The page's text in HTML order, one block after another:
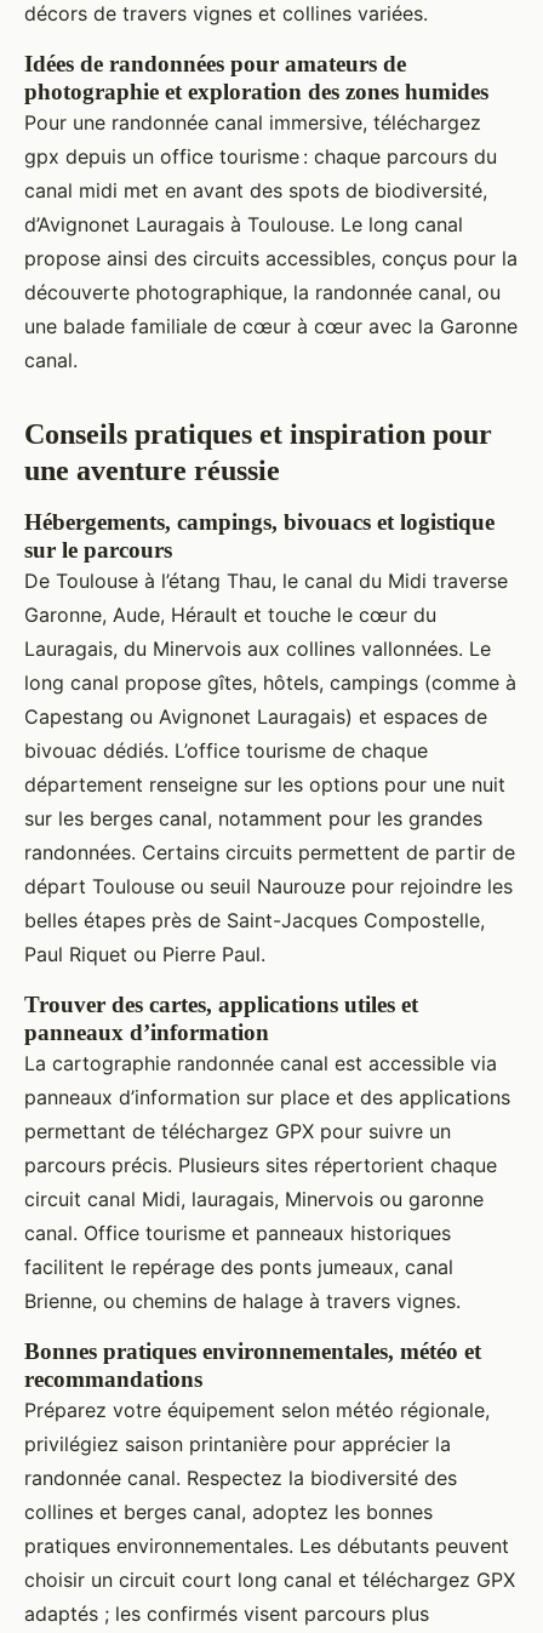
décors de travers vignes et collines variées.
Idées de randonnées pour amateurs de
photographie et exploration des zones humides
Pour une randonnée canal immersive, téléchargez
gpx depuis un office tourisme : chaque parcours du
canal midi met en avant des spots de biodiversité,
d’Avignonet Lauragais à Toulouse. Le long canal
propose ainsi des circuits accessibles, conçus pour la
découverte photographique, la randonnée canal, ou
une balade familiale de cœur à cœur avec la Garonne
canal.
Conseils pratiques et inspiration pour
une aventure réussie
Hébergements, campings, bivouacs et logistique
sur le parcours
De Toulouse à l’étang Thau, le canal du Midi traverse
Garonne, Aude, Hérault et touche le cœur du
Lauragais, du Minervois aux collines vallonnées. Le
long canal propose gîtes, hôtels, campings (comme à
Capestang ou Avignonet Lauragais) et espaces de
bivouac dédiés. L’office tourisme de chaque
département renseigne sur les options pour une nuit
sur les berges canal, notamment pour les grandes
randonnées. Certains circuits permettent de partir de
départ Toulouse ou seuil Naurouze pour rejoindre les
belles étapes près de Saint-Jacques Compostelle,
Paul Riquet ou Pierre Paul.
Trouver des cartes, applications utiles et
panneaux d’information
La cartographie randonnée canal est accessible via
panneaux d’information sur place et des applications
permettant de téléchargez GPX pour suivre un
parcours précis. Plusieurs sites répertorient chaque
circuit canal Midi, lauragais, Minervois ou garonne
canal. Office tourisme et panneaux historiques
facilitent le repérage des ponts jumeaux, canal
Brienne, ou chemins de halage à travers vignes.
Bonnes pratiques environnementales, météo et
recommandations
Préparez votre équipement selon météo régionale,
privilégiez saison printanière pour apprécier la
randonnée canal. Respectez la biodiversité des
collines et berges canal, adoptez les bonnes
pratiques environnementales. Les débutants peuvent
choisir un circuit court long canal et téléchargez GPX
adaptés ; les confirmés visent parcours plus